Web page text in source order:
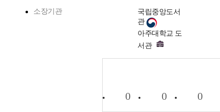
소장기관
국립중앙도서
관
아주대학교 도
서관
0 0 0